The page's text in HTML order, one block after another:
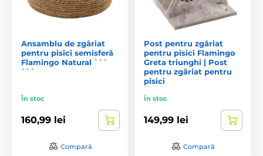
Ansamblu de zgâriat
pentru pisici semisferă
Flamingo Natural ```
```
În stoc
160,99 lei
Compară
Post pentru zgâriat
pentru pisici Flamingo
Greta triunghi | Post
pentru zgâriat pentru
pisici
În stoc
149,99 lei
Compară